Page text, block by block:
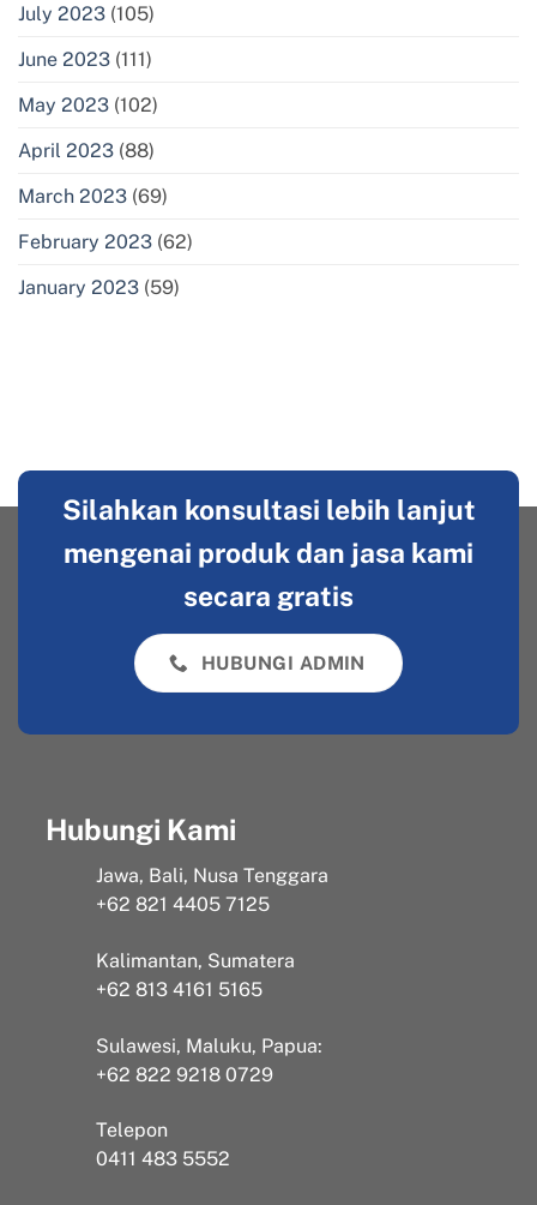
July 2023 (105)
June 2023 (111)
May 2023 (102)
April 2023 (88)
March 2023 (69)
February 2023 (62)
January 2023 (59)
Silahkan konsultasi lebih lanjut
mengenai produk dan jasa kami
secara gratis
HUBUNGI ADMIN
Hubungi Kami
Jawa, Bali, Nusa Tenggara
+62 821 4405 7125
Kalimantan, Sumatera
+62 813 4161 5165
Sulawesi, Maluku, Papua:
+62 822 9218 0729
Telepon
0411 483 5552